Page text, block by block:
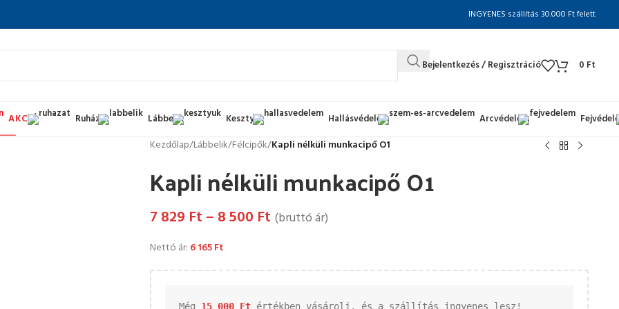
INGYENES szállítás 30.000 Ft felett
Bejelentkezés / Regisztráció 0 Ft
AKCIÓ Ruházat Lábbelik Kesztyűk Hallásvédelem Arcvédelem
Kezdőlap/Lábbelik/Félcipők/Kapli nélküli munkacipő O1
Kapli nélküli munkacipő O1
7 829 Ft – 8 500 Ft (bruttó ár)
Nettó ár: 6 165Ft
Még 15 000 Ft értékben vásárolj, és a szállítás ingyenes lesz!